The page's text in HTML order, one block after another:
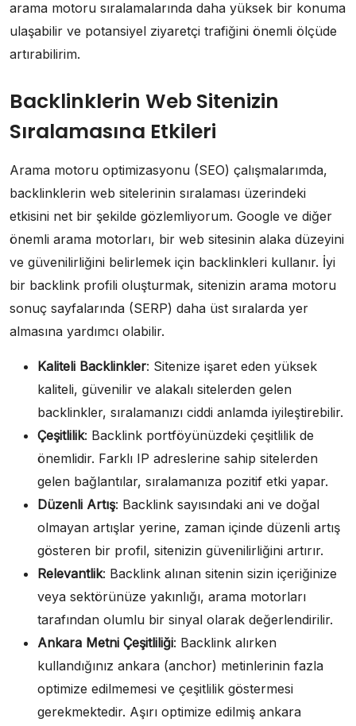
arama motoru sıralamalarında daha yüksek bir konuma
ulaşabilir ve potansiyel ziyaretçi trafiğini önemli ölçüde
artırabilirim.
Backlinklerin Web Sitenizin
Sıralamasına Etkileri
Arama motoru optimizasyonu (SEO) çalışmalarımda,
backlinklerin web sitelerinin sıralaması üzerindeki
etkisini net bir şekilde gözlemliyorum. Google ve diğer
önemli arama motorları, bir web sitesinin alaka düzeyini
ve güvenilirliğini belirlemek için backlinkleri kullanır. İyi
bir backlink profili oluşturmak, sitenizin arama motoru
sonuç sayfalarında (SERP) daha üst sıralarda yer
almasına yardımcı olabilir.
Kaliteli Backlinkler: Sitenize işaret eden yüksek
kaliteli, güvenilir ve alakalı sitelerden gelen
backlinkler, sıralamanızı ciddi anlamda iyileştirebilir.
Çeşitlilik: Backlink portföyünüzdeki çeşitlilik de
önemlidir. Farklı IP adreslerine sahip sitelerden
gelen bağlantılar, sıralamanıza pozitif etki yapar.
Düzenli Artış: Backlink sayısındaki ani ve doğal
olmayan artışlar yerine, zaman içinde düzenli artış
gösteren bir profil, sitenizin güvenilirliğini artırır.
Relevantlik: Backlink alınan sitenin sizin içeriğinize
veya sektörünüze yakınlığı, arama motorları
tarafından olumlu bir sinyal olarak değerlendirilir.
Ankara Metni Çeşitliliği: Backlink alırken
kullandığınız ankara (anchor) metinlerinin fazla
optimize edilmemesi ve çeşitlilik göstermesi
gerekmektedir. Aşırı optimize edilmiş ankara